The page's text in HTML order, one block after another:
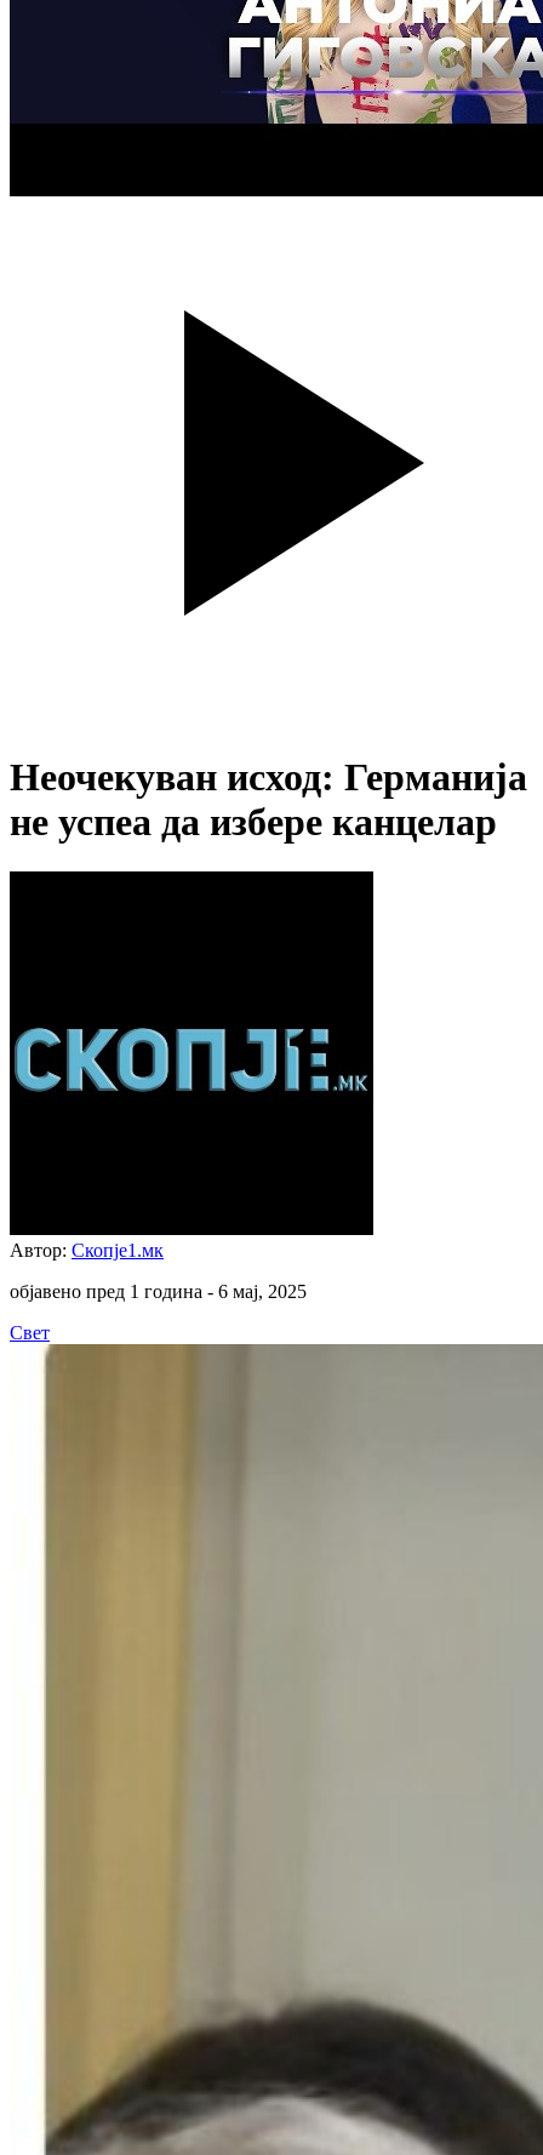
Неочекуван исход: Германија
не успеа да избере канцелар
Автор: Скопје1.мк
објавено пред 1 година - 6 мај, 2025
Свет